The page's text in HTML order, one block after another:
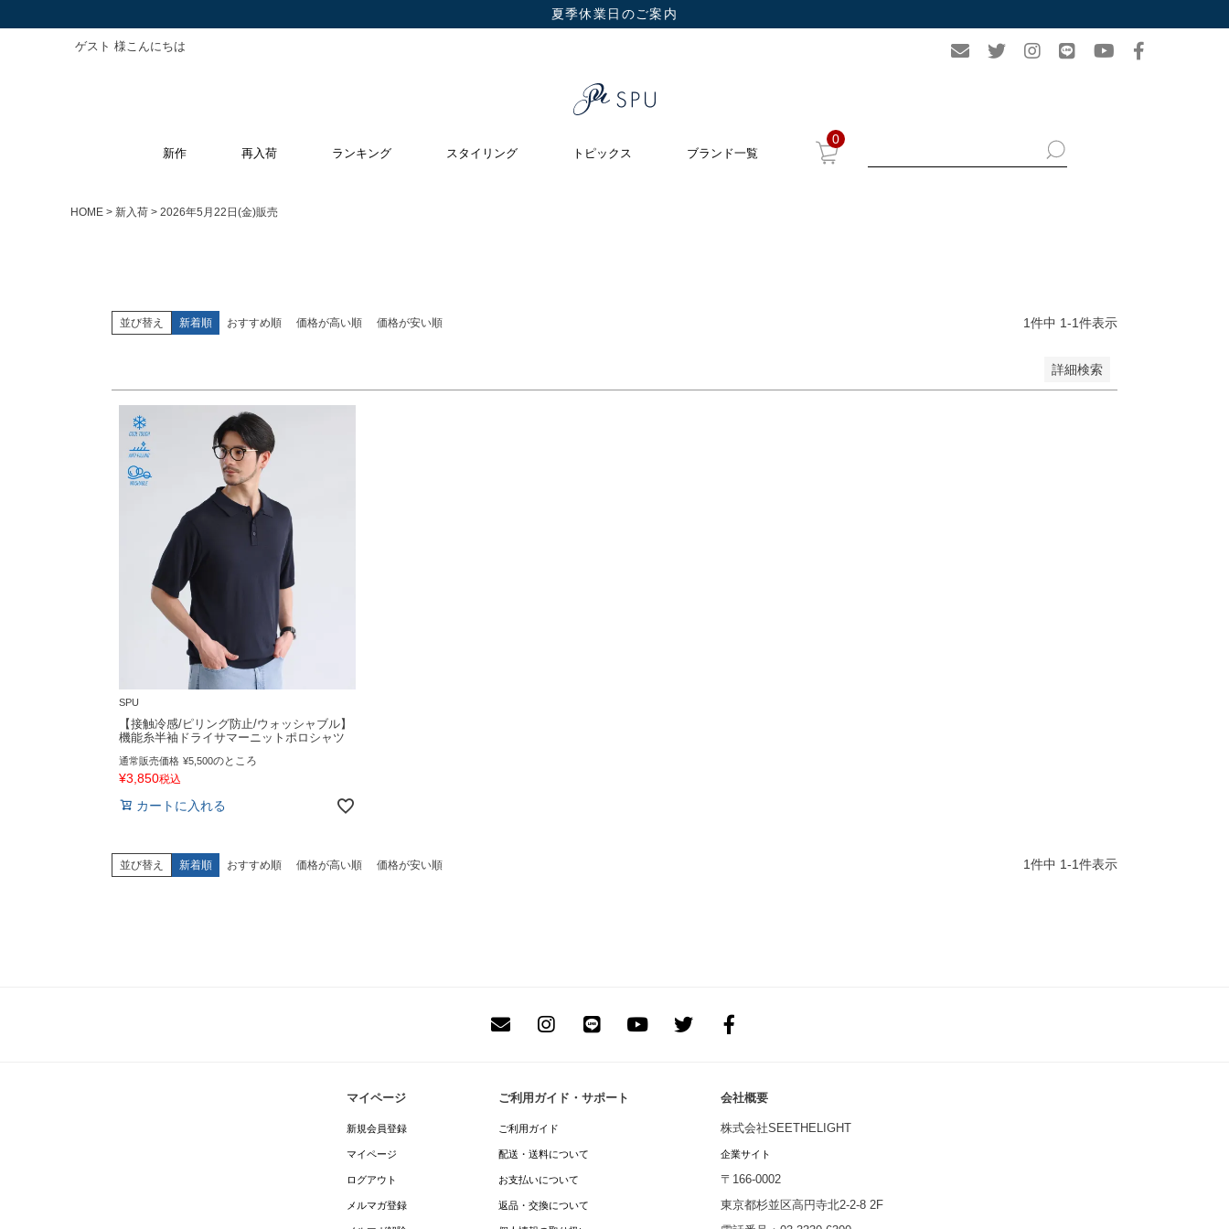
夏季休業日のご案内
ゲスト 様こんにちは
新作 再入荷 ランキング スタイリング トピックス ブランド一覧
0
HOME 新入荷 2026年5月22日(金)販売
並び替え 新着順 おすすめ順 価格が高い順 価格が安い順 1件中 1-1件表示
詳細検索
SPU
【接触冷感/ピリング防止/ウォッシャブル】
機能糸半袖ドライサマーニットポロシャツ
通常販売価格 ¥5,500のところ
¥3,850税込
カートに入れる
並び替え 新着順 おすすめ順 価格が高い順 価格が安い順 1件中 1-1件表示
マイページ
新規会員登録
マイページ
ログアウト
メルマガ登録
ご利用ガイド・サポート
ご利用ガイド
配送・送料について
お支払いについて
返品・交換について
会社概要
株式会社SEETHELIGHT
企業サイト
〒166-0002
東京都杉並区高円寺北2-2-8 2F